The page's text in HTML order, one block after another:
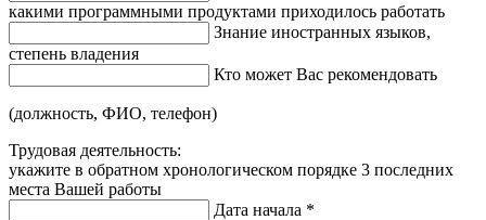
какими программными продуктами приходилось работать
Знание иностранных языков,
степень владения
Кто может Вас рекомендовать
(должность, ФИО, телефон)
Трудовая деятельность:
укажите в обратном хронологическом порядке 3 последних
места Вашей работы
Дата начала *